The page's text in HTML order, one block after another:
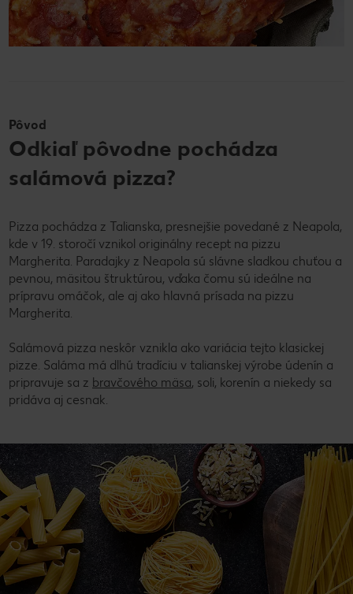
Pôvod
Odkiaľ pôvodne pochádza
salámová pizza?
Pizza pochádza z Talianska, presnejšie povedané z Neapola,
kde v 19. storočí vznikol originálny recept na pizzu
Margherita. Paradajky z Neapola sú slávne sladkou chuťou a
pevnou, mäsitou štruktúrou, vďaka čomu sú ideálne na
prípravu omáčok, ale aj ako hlavná prísada na pizzu
Margherita.
Salámová pizza neskôr vznikla ako variácia tejto klasickej
pizze. Saláma má dlhú tradíciu v talianskej výrobe údenín a
pripravuje sa z bravčového mäsa, soli, korenín a niekedy sa
pridáva aj cesnak.